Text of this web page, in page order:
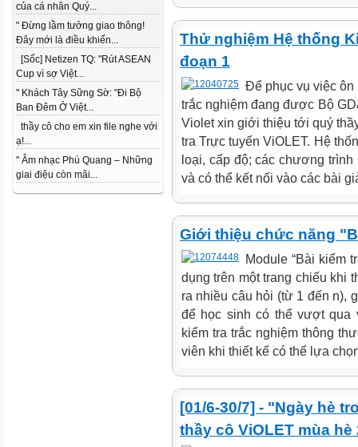
của cá nhân Quý...
" Đừng lầm tưởng giao thông!
Đây mới là điều khiến...
[Sốc] Netizen TQ: "Rút ASEAN
Cup vì sợ Việt...
" Khách Tây Sững Sờ: "Đi Bộ
Ban Đêm Ở Việt...
thầy cô cho em xin file nghe với
ạ!...
" Âm nhạc Phú Quang – Những
giai điệu còn mãi...
Thử nghiệm Hệ thống
đoạn 1
Để phục vụ việc
trắc nghiệm đang được Bộ
Violet xin giới thiệu tới quý
tra Trực tuyến ViOLET. Hệ
loại, cấp độ; các chương
và có thể kết nối vào các bài
Giới thiệu chức năng
Module “Bài kiểm
dụng trên một trang chiếu khi
ra nhiều câu hỏi (từ 1 đến n),
để học sinh có thể vượt qua
kiểm tra trắc nghiệm thông
viên khi thiết kế có thể lựa
[01/6-30/7] - "Ngày hè
thầy cô ViOLET mùa hè